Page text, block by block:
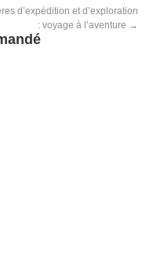
d’expédition et d’exploration
: voyage à l’aventure →